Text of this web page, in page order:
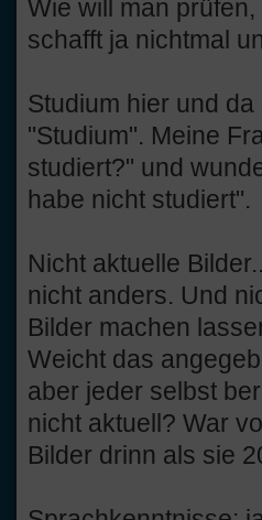
Wie will man
schafft ja nichtmal
Studium hier und
"Studium". Meine
studiert?" und
habe nicht studiert".
Nicht aktuelle
nicht anders. Und
Bilder machen
Weicht das
aber jeder selbst
nicht aktuell? War
Bilder drinn als sie